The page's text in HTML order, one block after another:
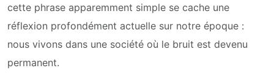
cette phrase apparemment simple se cache une
réflexion profondément actuelle sur notre époque :
nous vivons dans une société où le bruit est devenu
permanent.